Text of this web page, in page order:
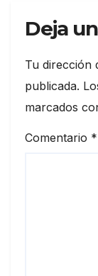
Deja
Tu dirección
publicada.
marcados
Comentario *